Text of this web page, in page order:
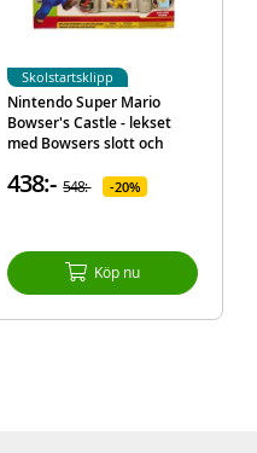
Nintendo Super Mario
Bowser's Castle - lekset
med Bowsers slott och
438:- 548:- 20%
Köp nu
Skolstartsklipp